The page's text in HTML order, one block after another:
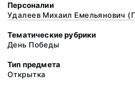
Персоналии
Удалеев Михаил Емельянович
Тематические рубрики
День Победы
Тип предмета
Открытка